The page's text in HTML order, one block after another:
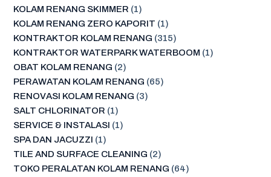
KOLAM RENANG SKIMMER (1)
KOLAM RENANG ZERO KAPORIT (1)
KONTRAKTOR KOLAM RENANG (315)
KONTRAKTOR WATERPARK WATERBOOM (1)
OBAT KOLAM RENANG (2)
PERAWATAN KOLAM RENANG (65)
RENOVASI KOLAM RENANG (3)
SALT CHLORINATOR (1)
SERVICE & INSTALASI (1)
SPA DAN JACUZZI (1)
TILE AND SURFACE CLEANING (2)
TOKO PERALATAN KOLAM RENANG (64)